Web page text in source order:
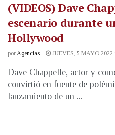
(VIDEOS) Dave
escenario durante
Hollywood
porAgencias JUEVES, 5 MAYO 2022
Dave Chappelle, actor y
convirtió en fuente de
lanzamiento de un ...